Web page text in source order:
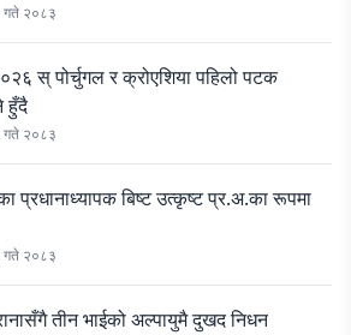
गते २०८३
स् पोर्चुगल र क्रोएशिया पहिलो पटक
हुँदै
गते २०८३
प्रधानाध्यापक बिष्ट उत्कृष्ट प्र.अ.का रूपमा
गते २०८३
तीन भाईको अल्पायुमै दुखद निधन